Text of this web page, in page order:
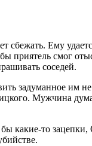
сбежать. Ему
приятель смог
соседей.
задуманное им не
Мужчина
какие-то